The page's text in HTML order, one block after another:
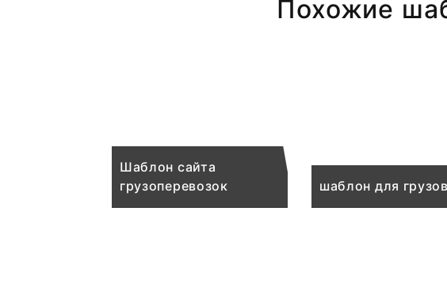
Похожие
Шаблон сайта
грузоперевозок
шаблон для